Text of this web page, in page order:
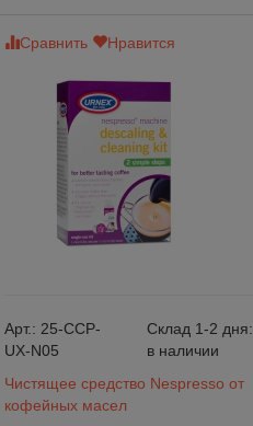
Сравнить Нравится
Арт.: 25-CCP-
UX-N05
Склад 1-2 дня:
в наличии
Чистящее средство Nespresso от
кофейных масел